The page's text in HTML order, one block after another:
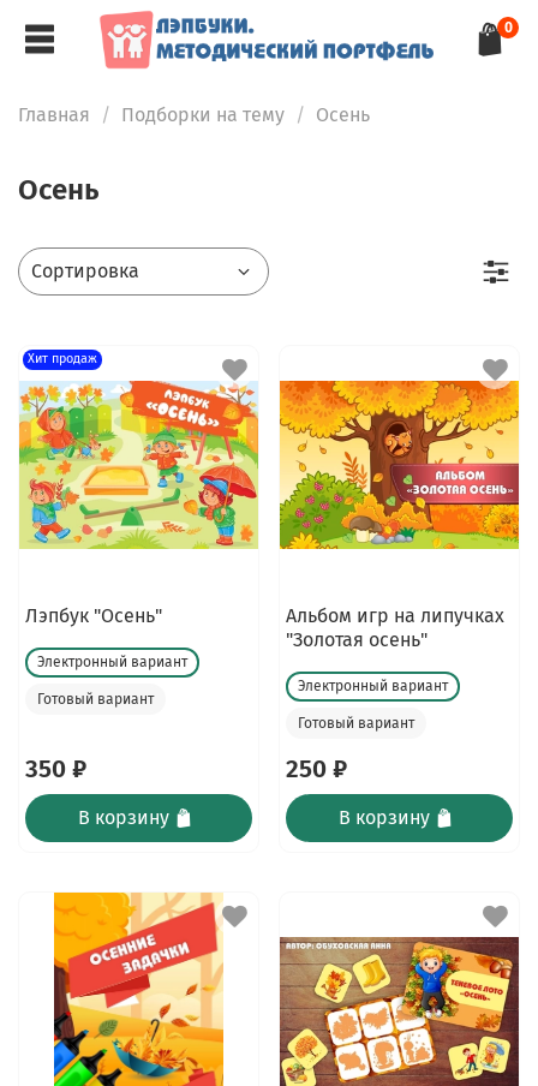
0
Главная Подборки на тему Осень
Осень
Хит продаж
Лэпбук "Осень"
Электронный вариант
Готовый вариант
350 ₽
В корзину
Альбом игр на липучках
"Золотая осень"
Электронный вариант
Готовый вариант
250 ₽
В корзину